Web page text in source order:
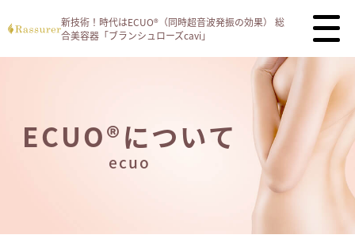
新技術！時代はECUO®（同時超音波発振の効果） 総
合美容器「ブランシュローズcavi」
ECUO®について
ecuo